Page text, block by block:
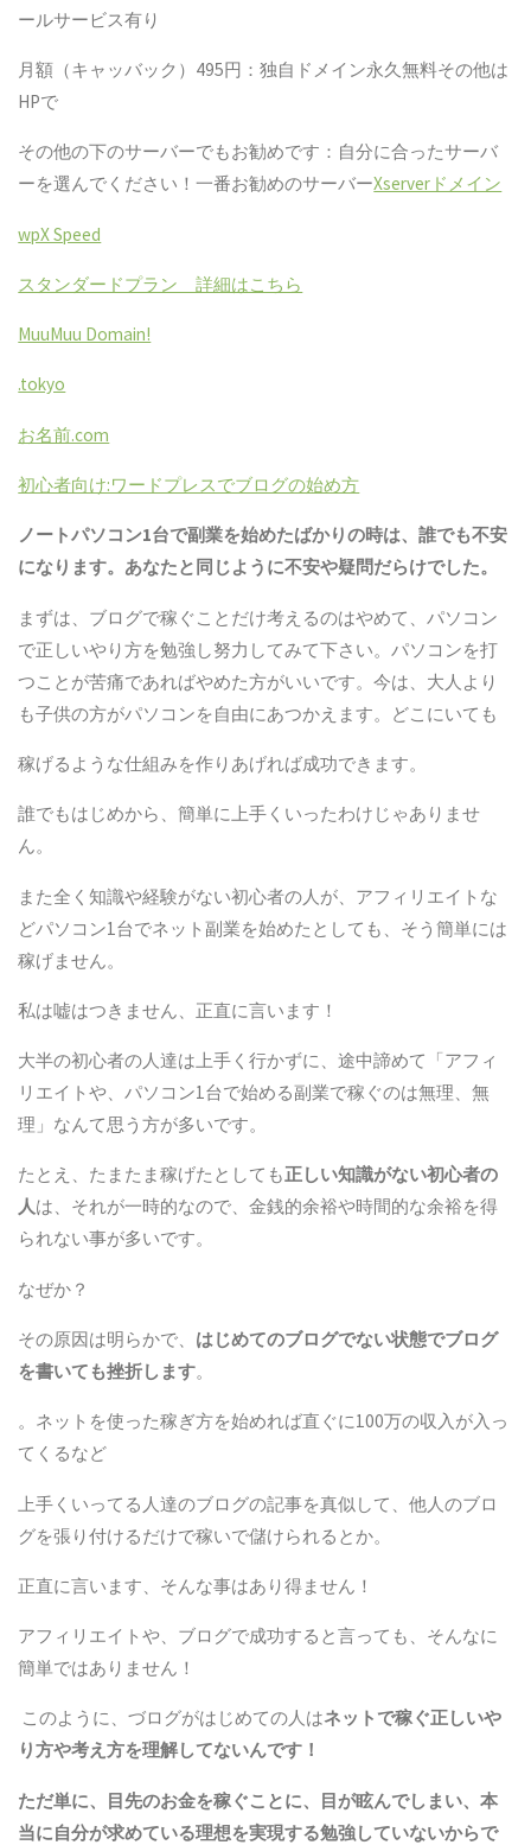
ールサービス有り
月額（キャッバック）495円：独自ドメイン永久無料その他は
HPで
その他の下のサーバーでもお勧めです：自分に合ったサーバ
ーを選んでください！一番お勧めのサーバーXserverドメイン
wpX Speed
スタンダードプラン 詳細はこちら
MuuMuu Domain!
.tokyo
お名前.com
初心者向け:ワードプレスでブログの始め方
ノートパソコン1台で副業を始めたばかりの時は、誰でも不安
になります。あなたと同じように不安や疑問だらけでした。
まずは、ブログで稼ぐことだけ考えるのはやめて、パソコン
で正しいやり方を勉強し努力してみて下さい。パソコンを打
つことが苦痛であればやめた方がいいです。今は、大人より
も子供の方がパソコンを自由にあつかえます。どこにいても
稼げるような仕組みを作りあげれば成功できます。
誰でもはじめから、簡単に上手くいったわけじゃありませ
ん。
また全く知識や経験がない初心者の人が、アフィリエイトな
どパソコン1台でネット副業を始めたとしても、そう簡単には
稼げません。
私は嘘はつきません、正直に言います！
大半の初心者の人達は上手く行かずに、途中諦めて「アフィ
リエイトや、パソコン1台で始める副業で稼ぐのは無理、無
理」なんて思う方が多いです。
たとえ、たまたま稼げたとしても正しい知識がない初心者の
人は、それが一時的なので、金銭的余裕や時間的な余裕を得
られない事が多いです。
なぜか？
その原因は明らかで、 はじめてのブログでない状態でブログ
を書いても挫折します。
。ネットを使った稼ぎ方を始めれば直ぐに100万の収入が入っ
てくるなど
上手くいってる人達のブログの記事を真似して、他人のブロ
グを張り付けるだけで稼いで儲けられるとか。
正直に言います、そんな事はあり得ません！
アフィリエイトや、ブログで成功すると言っても、そんなに
簡単ではありません！
このように、づログがはじめての人はネットで稼ぐ正しいや
り方や考え方を理解してないんです！
ただ単に、目先のお金を稼ぐことに、目が眩んでしまい、本
当に自分が求めている理想を実現する勉強していないからで